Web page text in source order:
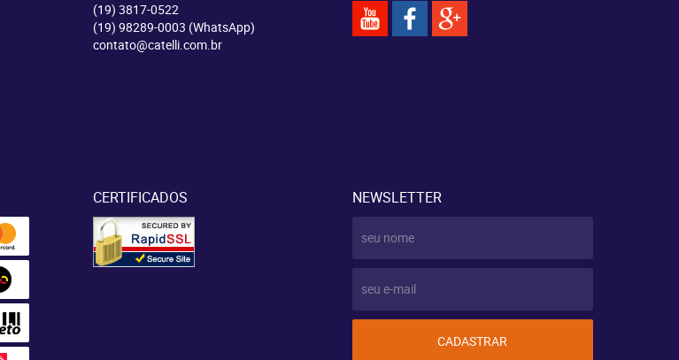
(19) 3817-0522
(19) 98289-0003 (WhatsApp)
contato@catelli.com.br
CERTIFICADOS NEWSLETTER
CADASTRAR